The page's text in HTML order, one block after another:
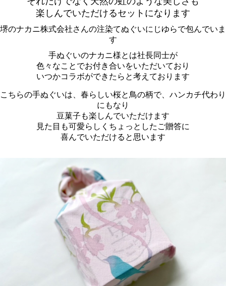
楽しんでいただけるセットになります
堺のナカニ株式会社さんの注染てぬぐいにじゆらで包んでいま
す
手ぬぐいのナカニ様とは社長同士が
色々なことでお付き合いをいただいており
いつかコラボができたらと考えております
こちらの手ぬぐいは、春らしい桜と鳥の柄で、ハンカチ代わり
にもなり
豆菓子も楽しんでいただけます
見た目も可愛らしくちょっとしたご贈答に
喜んでいただけると思います